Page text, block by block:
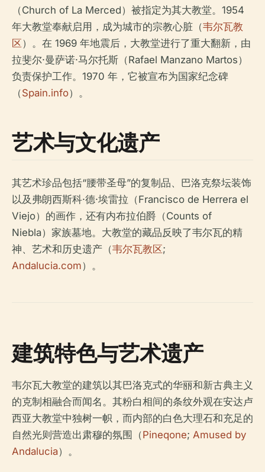
（Church of La Merced）被指定为其大教堂。1954
年大教堂奉献启用，成为城市的宗教心脏（韦尔瓦教
区）。在 1969 年地震后，大教堂进行了重大翻新，由
拉斐尔·曼萨诺·马尔托斯（Rafael Manzano Martos）
负责保护工作。1970 年，它被宣布为国家纪念碑
（Spain.info）。
艺术与文化遗产
其艺术珍品包括“腰带圣母”的复制品、巴洛克祭坛装饰
以及弗朗西斯科·德·埃雷拉（Francisco de Herrera el
Viejo）的画作，还有内布拉伯爵（Counts of
Niebla）家族墓地。大教堂的藏品反映了韦尔瓦的精
神、艺术和历史遗产（韦尔瓦教区;
Andalucia.com）。
建筑特色与艺术遗产
韦尔瓦大教堂的建筑以其巴洛克式的华丽和新古典主义
的克制相融合而闻名。其粉白相间的条纹外观在安达卢
西亚大教堂中独树一帜，而内部的白色大理石和充足的
自然光则营造出肃穆的氛围（Pineqone; Amused by
Andalucia）。